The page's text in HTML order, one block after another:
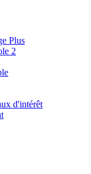
Plus
2
d'intérêt